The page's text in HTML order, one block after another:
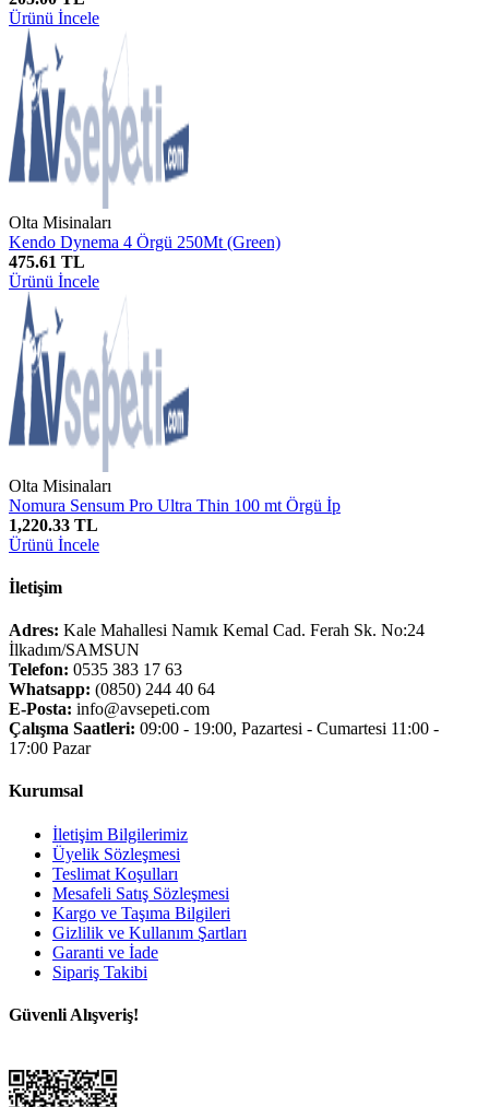
Ürünü İncele
Olta Misinaları
Kendo Dynema 4 Örgü 250Mt (Green)
475.61 TL
Ürünü İncele
Olta Misinaları
Nomura Sensum Pro Ultra Thin 100 mt Örgü İp
1,220.33 TL
Ürünü İncele
İletişim
Adres: Kale Mahallesi Namık Kemal Cad. Ferah Sk. No:24
İlkadım/SAMSUN
Telefon: 0535 383 17 63
Whatsapp: (0850) 244 40 64
E-Posta: info@avsepeti.com
Çalışma Saatleri: 09:00 - 19:00, Pazartesi - Cumartesi 11:00 -
17:00 Pazar
Kurumsal
İletişim Bilgilerimiz
Üyelik Sözleşmesi
Teslimat Koşulları
Mesafeli Satış Sözleşmesi
Kargo ve Taşıma Bilgileri
Gizlilik ve Kullanım Şartları
Garanti ve İade
Sipariş Takibi
Güvenli Alışveriş!